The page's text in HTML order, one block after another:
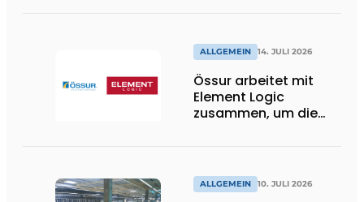
ALLGEMEIN 14. JULI 2026
Össur arbeitet mit
Element Logic
zusammen, um die
unterstützen
ALLGEMEIN 10. JULI 2026